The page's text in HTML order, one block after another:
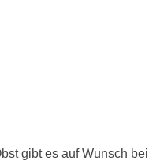
gibt es auf Wunsch